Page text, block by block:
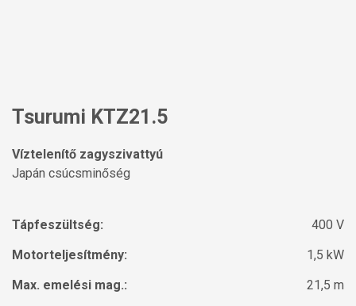
Tsurumi KTZ21.5
Víztelenítő zagyszivattyú
Japán csúcsminőség
Tápfeszültség:
400 V
Motorteljesítmény:
1,5 kW
Max. emelési mag.:
21,5 m